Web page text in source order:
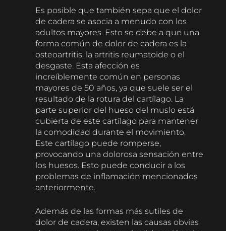
Es posible que también sepa que el dolor
de cadera se asocia a menudo con los
adultos mayores. Esto se debe a que una
forma común de dolor de cadera es la
osteoartritis, la artritis reumatoide o el
desgaste. Esta afección es
increíblemente común en personas
mayores de 50 años, ya que suele ser el
resultado de la rotura del cartílago. La
parte superior del hueso del muslo está
cubierta de este cartílago para mantener
la comodidad durante el movimiento.
Este cartílago puede romperse,
provocando una dolorosa sensación entre
los huesos. Esto puede conducir a los
problemas de inflamación mencionados
anteriormente.
Además de las formas más sutiles de
dolor de cadera, existen las causas obvias